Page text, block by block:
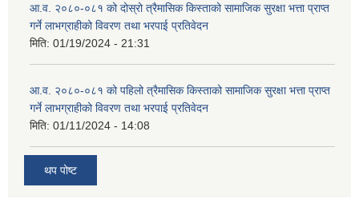
आ.व. २०८०-०८१ को दोस्रो त्रैमासिक किस्ताको सामाजिक सुरक्षा भत्ता प्राप्त
गर्ने लाभग्राहीको विवरण तथा भरपाई प्रतिवेदन
मिति: 01/19/2024 - 21:31
आ.व. २०८०-०८१ को पहिलो त्रैमासिक किस्ताको सामाजिक सुरक्षा भत्ता प्राप्त
गर्ने लाभग्राहीको विवरण तथा भरपाई प्रतिवेदन
मिति: 01/11/2024 - 14:08
थप पोष्ट